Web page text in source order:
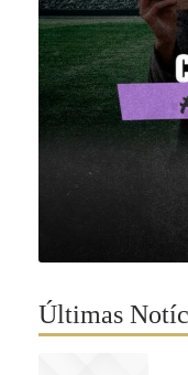
Últimas